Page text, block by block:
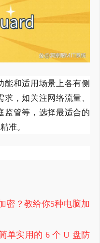
能和适用场景上各有侧
，如关注网络流量、
监管等，选择最适合的
准。
密？教给你5种电脑加
单实用的 6 个 U 盘防